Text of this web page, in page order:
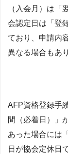
（入会月）は「
会認定日は「登
ており、申請内
異なる場合もあ
AFP資格登録手
間（必着日）」
あった場合には
日が協会定休日